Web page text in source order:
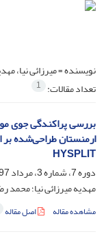
نویسنده =میرزائی نیا،
تعداد مقالات: 1
بررسی پراکندگی جوی
ارمنستان طراحی‌شده
HYSPLIT
دوره 7، شماره 3، مرداد 1397، صفحه
مهدیه میرزائی نیا؛ محمد
مشاهده مقاله اصل مقاله